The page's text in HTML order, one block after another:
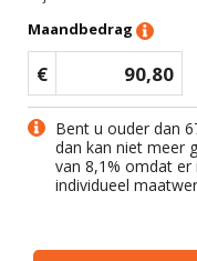
Maandbedrag
€ 90,80
Bent u ouder dan
dan kan niet meer
van 8,1% omdat er
individueel